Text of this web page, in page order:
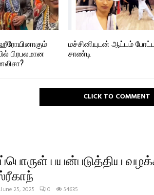
ஹீரோயினாகும்
பிரபலமான
மச்சினியுடன் ஆட்டம்
சாண்டி
CLICK TO COMMENT
பயன்படுத்திய
June 25, 2025 0 54635